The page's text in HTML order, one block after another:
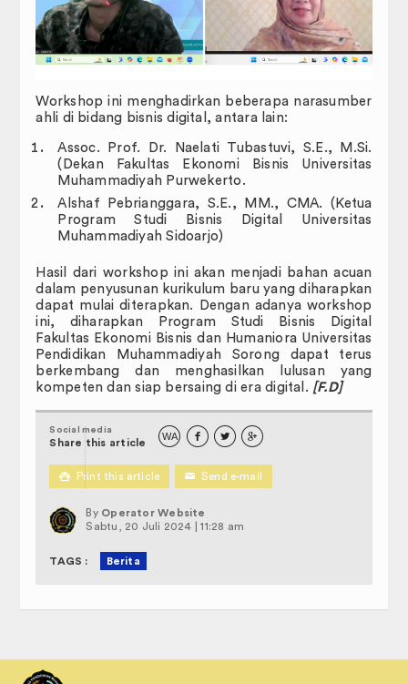
Surat Keputusan
Hubungi Kami
KUMPULAN SOP (STANDARD
OPERATING PROCEDURE)
Workshop ini menghadirkan beberapa narasumber
ahli di bidang bisnis digital, antara lain:
Assoc. Prof. Dr. Naelati Tubastuvi, S.E., M.Si.
(Dekan Fakultas Ekonomi Bisnis Universitas
Muhammadiyah Purwekerto.
Alshaf Pebrianggara, S.E., MM., CMA. (Ketua
Program Studi Bisnis Digital Universitas
Muhammadiyah Sidoarjo)
Hasil dari workshop ini akan menjadi bahan acuan
dalam penyusunan kurikulum baru yang diharapkan
dapat mulai diterapkan. Dengan adanya workshop
ini, diharapkan Program Studi Bisnis Digital
Fakultas Ekonomi Bisnis dan Humaniora Universitas
Pendidikan Muhammadiyah Sorong dapat terus
berkembang dan menghasilkan lulusan yang
kompeten dan siap bersaing di era digital. [F.D]
Social media
Share this article
WA   
 Print this article ✉ Send e-mail
By Operator Website
Sabtu, 20 Juli 2024 | 11:28 am
TAGS : Berita